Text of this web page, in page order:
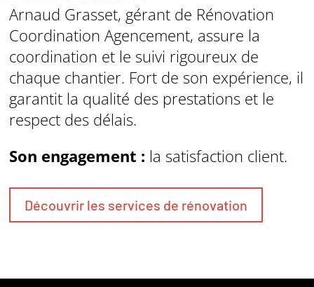
Arnaud Grasset, gérant de Rénovation
Coordination Agencement, assure la
coordination et le suivi rigoureux de
chaque chantier. Fort de son expérience, il
garantit la qualité des prestations et le
respect des délais.
Son engagement : la satisfaction client.
Découvrir les services de rénovation